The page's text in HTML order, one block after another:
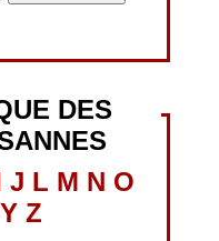
DES
J L M N O
Y Z